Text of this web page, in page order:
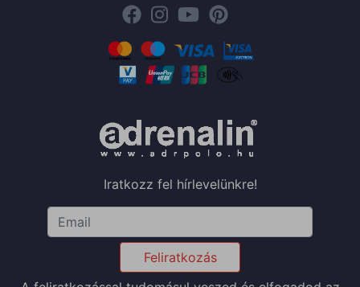
Iratkozz fel hírlevelünkre!
Feliratkozás